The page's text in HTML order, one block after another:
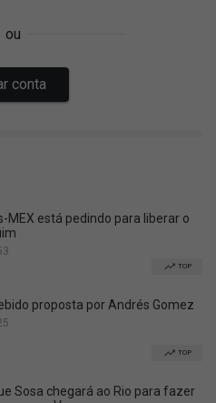
MEX está pedindo para liberar o
TOP
proposta por Andrés Gomez
TOP
Sosa chegará ao Rio para fazer